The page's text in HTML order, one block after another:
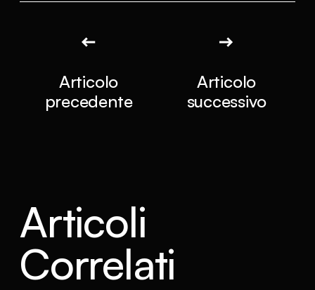
Articolo
precedente
Articolo
successivo
Articoli
Correlati